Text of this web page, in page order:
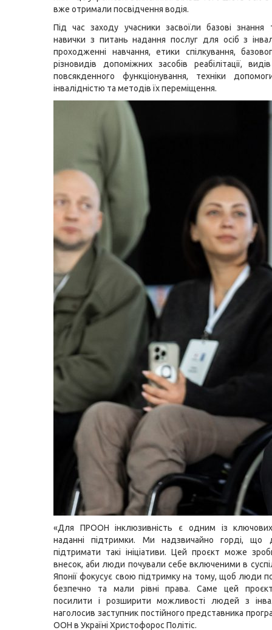
вже отримали посвідчення водія.
Під час заходу учасники засвоїли базові знання
навички з питань надання послуг для осіб з
проходженні навчання, етики спілкування,
різновидів допоміжних засобів реабілітації,
повсякденного функціонування, техніки
інвалідністю та методів їх переміщення.
«Для ПРООН інклюзивність є одним із
наданні підтримки. Ми надзвичайно горді, що
підтримати такі ініціативи. Цей проєкт може
внесок, аби люди почували себе включеними в
Японії фокусує свою підтримку на тому, щоб люди
безпечно та мали рівні права. Саме цей
посилити і розширити можливості людей з
наголосив заступник постійного представника
ООН в Україні Христофорос Політіс.